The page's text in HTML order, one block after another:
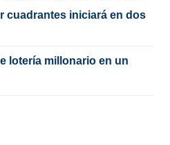
cuadrantes iniciará en dos
lotería millonario en un